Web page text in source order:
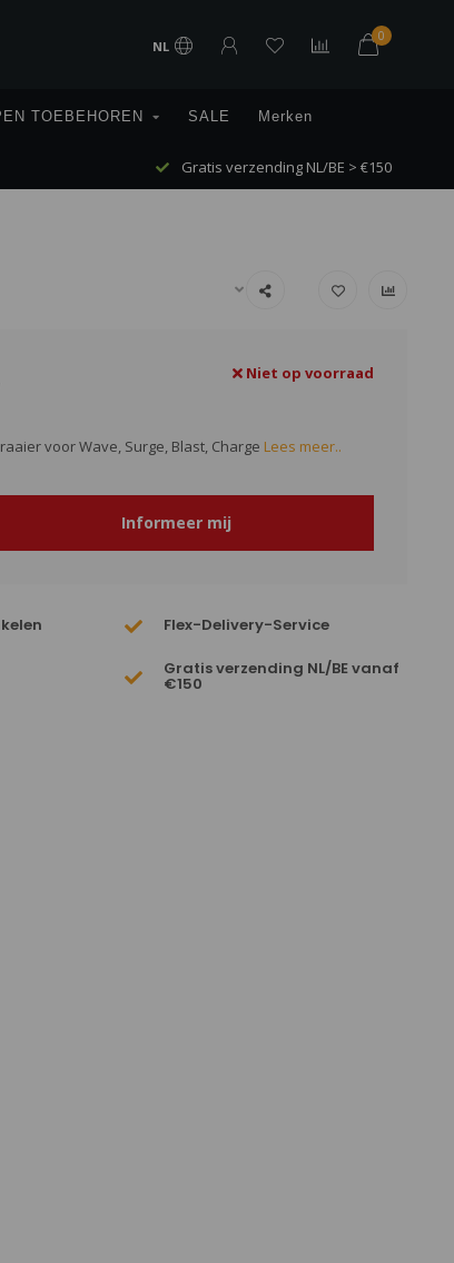
NL
0
TOEBEHOREN SALE Merken
Gratis verzending NL/BE > €150
Niet op voorraad
voor Wave, Surge, Blast, Charge Lees meer..
Informeer mij
Flex-Delivery-Service
Gratis verzending NL/BE vanaf
€150